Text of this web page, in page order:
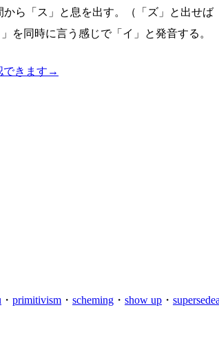
ら「ス」と息を出す。（「ズ」と出せば
を同時に言う感じで「イ」と発音する。
できます →
・ primitivism ・ scheming ・ show up ・